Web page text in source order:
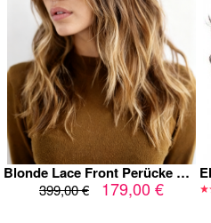
Blonde Lace Front Perücke mit Pony – Echthaar, Natürliche, Klebefreie Perücke für Frauen
399,00 € 179,00 €